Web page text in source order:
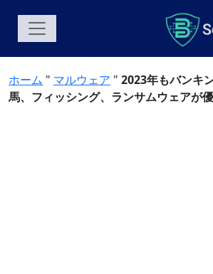
ホーム " マルウェア " 2023年もバンキ
馬、フィッシング、ランサムウェアが